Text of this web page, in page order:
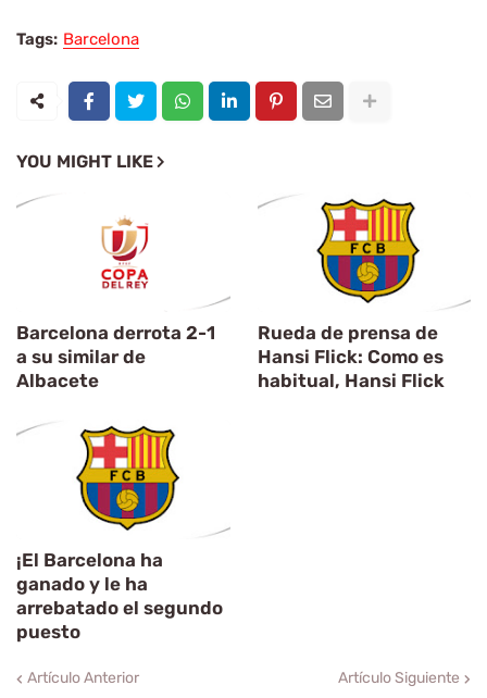
Tags: Barcelona
YOU MIGHT LIKE
Barcelona derrota 2-1
a su similar de
Albacete
Rueda de prensa de
Hansi Flick: Como es
habitual, Hansi Flick
¡El Barcelona ha
ganado y le ha
arrebatado el segundo
puesto
Artículo Anterior Artículo Siguiente